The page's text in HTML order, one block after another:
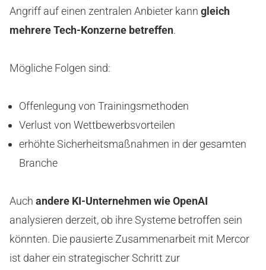
Angriff auf einen zentralen Anbieter kann gleich
mehrere Tech-Konzerne betreffen.
Mögliche Folgen sind:
Offenlegung von Trainingsmethoden
Verlust von Wettbewerbsvorteilen
erhöhte Sicherheitsmaßnahmen in der gesamten
Branche
Auch andere KI-Unternehmen wie OpenAI
analysieren derzeit, ob ihre Systeme betroffen sein
könnten. Die pausierte Zusammenarbeit mit Mercor
ist daher ein strategischer Schritt zur